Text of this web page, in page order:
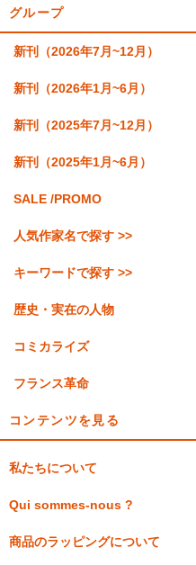
グループ
新刊（2026年7月~12月）
新刊（2026年1月~6月）
新刊（2025年7月~12月）
新刊（2025年1月~6月）
SALE /PROMO
人気作家名で探す >>
キーワードで探す >>
歴史・実在の人物
コミカライズ
フランス革命
コンテンツを見る
私たちについて
Qui sommes-nous ?
商品のラッピングについて